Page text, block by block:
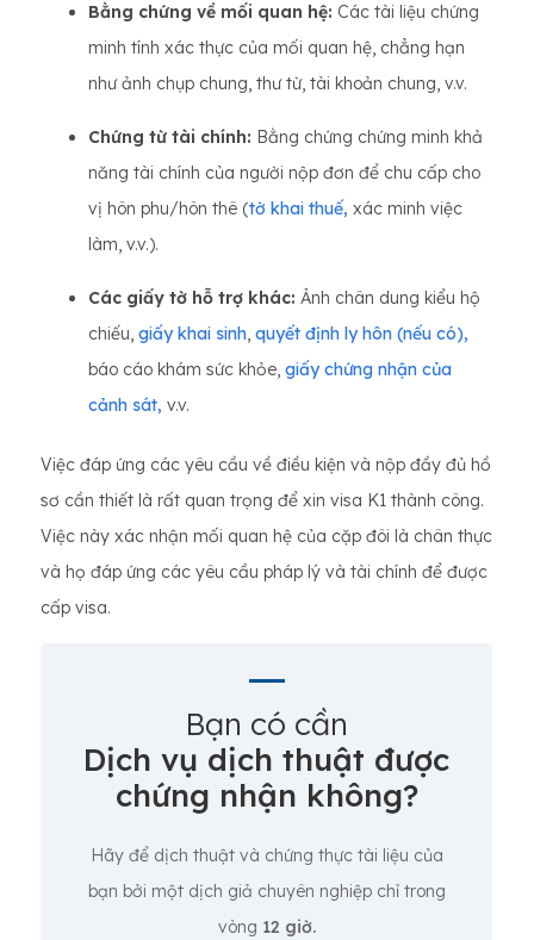
Bằng chứng về mối quan hệ: Các tài liệu chứng
minh tính xác thực của mối quan hệ, chẳng hạn
như ảnh chụp chung, thư từ, tài khoản chung, v.v.
Chứng từ tài chính: Bằng chứng chứng minh khả
năng tài chính của người nộp đơn để chu cấp cho
vị hôn phu/hôn thê (tờ khai thuế, xác minh việc
làm, v.v.).
Các giấy tờ hỗ trợ khác: Ảnh chân dung kiểu hộ
chiếu, giấy khai sinh, quyết định ly hôn (nếu có),
báo cáo khám sức khỏe, giấy chứng nhận của
cảnh sát, v.v.
Việc đáp ứng các yêu cầu về điều kiện và nộp đầy đủ hồ
sơ cần thiết là rất quan trọng để xin visa K1 thành công.
Việc này xác nhận mối quan hệ của cặp đôi là chân thực
và họ đáp ứng các yêu cầu pháp lý và tài chính để được
cấp visa.
Bạn có cần
Dịch vụ dịch thuật được
chứng nhận không?
Hãy để dịch thuật và chứng thực tài liệu của
bạn bởi một dịch giả chuyên nghiệp chỉ trong
vòng 12 giờ.